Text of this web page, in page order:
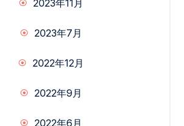
2023年11月
2023年7月
2022年12月
2022年9月
2022年6月